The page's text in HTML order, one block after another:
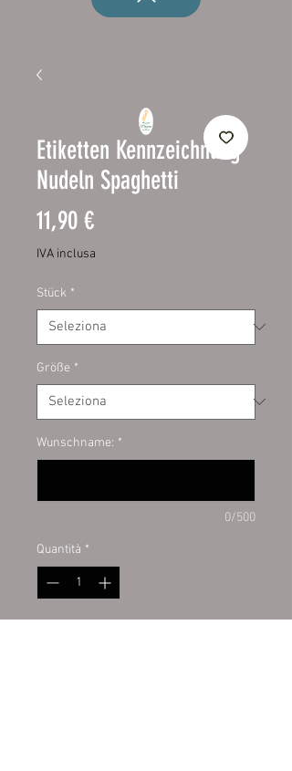
Etiketten Kennzeichnung
Nudeln Spaghetti
11,90 €Prezzo
IVA inclusa
Stück *
Größe *
Wunschname: *
0/500
Quantità *